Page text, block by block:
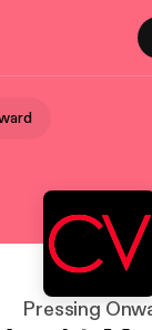
Pressing